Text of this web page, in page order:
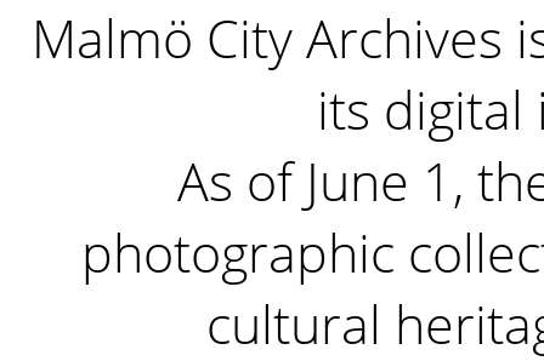
Malmö City Archives
its digital
As of June 1,
photographic
cultural